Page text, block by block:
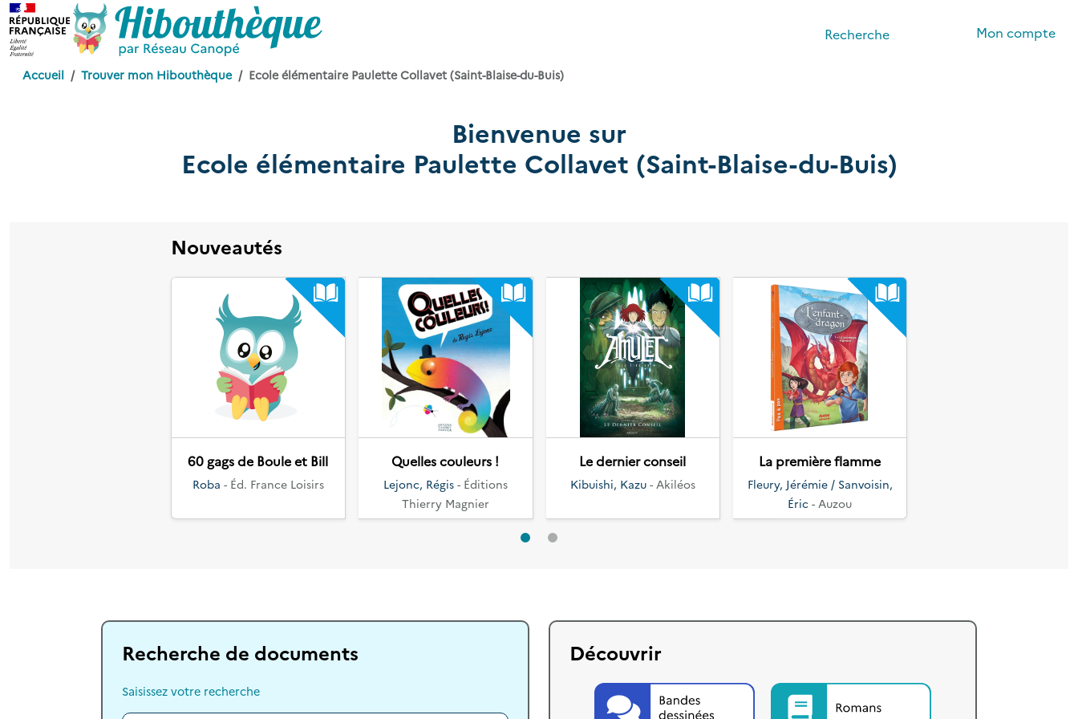
Recherche Mon compte
Accueil Trouver mon Hibouthèque Ecole élémentaire Paulette Collavet (Saint-Blaise-du-Buis)
Bienvenue sur
Ecole élémentaire Paulette Collavet (Saint-Blaise-du-Buis)
Nouveautés
60 gags de Boule et Bill
Roba - Éd. France Loisirs
Quelles couleurs !
Lejonc, Régis - Éditions
Thierry Magnier
Le dernier conseil
Kibuishi, Kazu - Akiléos
La première flamme
Fleury, Jérémie / Sanvoisin,
Éric- Auzou
Recherche de documents
Saisissez votre recherche
Découvrir